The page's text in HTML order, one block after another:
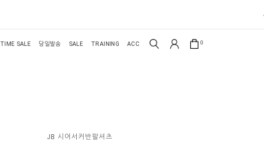
TIME SALE 당일발송 SALE TRAINING ACC 0
JB 시어서커반팔셔츠